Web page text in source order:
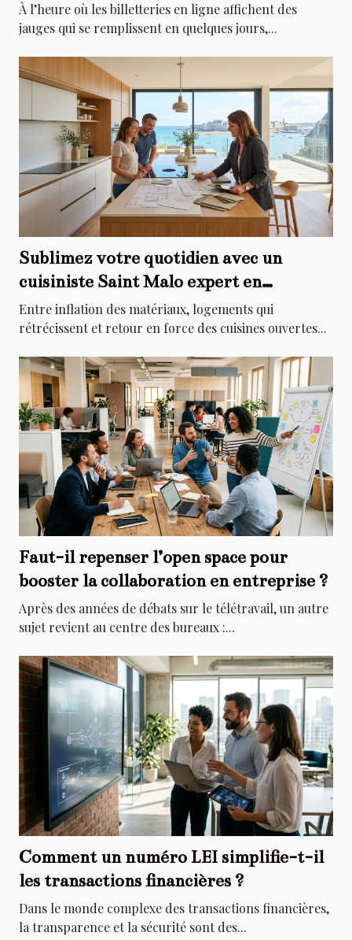
À l’heure où les billetteries en ligne affichent des
jauges qui se remplissent en quelques jours,...
Sublimez votre quotidien avec un
cuisiniste Saint Malo expert en
agencement sur-mesure
Entre inflation des matériaux, logements qui
rétrécissent et retour en force des cuisines ouvertes...
Faut-il repenser l’open space pour
booster la collaboration en entreprise ?
Après des années de débats sur le télétravail, un autre
sujet revient au centre des bureaux :...
Comment un numéro LEI simplifie-t-il
les transactions financières ?
Dans le monde complexe des transactions financières,
la transparence et la sécurité sont des...